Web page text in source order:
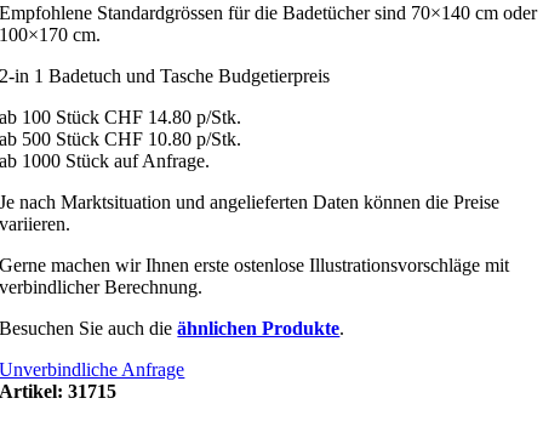
Empfohlene Standardgrössen für die Badetücher sind 70×140 cm oder
100×170 cm.
2-in 1 Badetuch und Tasche Budgetierpreis
ab 100 Stück CHF 14.80 p/Stk.
ab 500 Stück CHF 10.80 p/Stk.
ab 1000 Stück auf Anfrage.
Je nach Marktsituation und angelieferten Daten können die Preise
variieren.
Gerne machen wir Ihnen erste ostenlose Illustrationsvorschläge mit
verbindlicher Berechnung.
Besuchen Sie auch dieähnlichen Produkte.
Unverbindliche Anfrage
Artikel:31715